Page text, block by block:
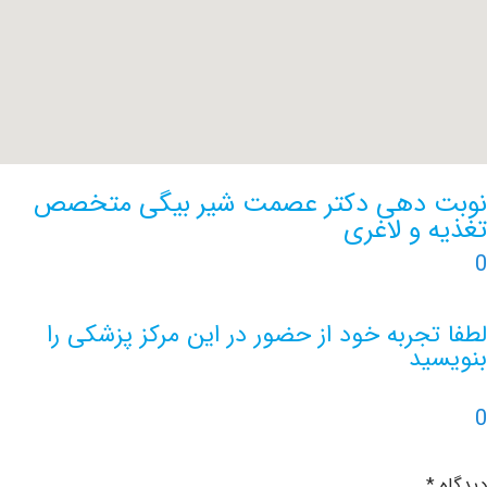
دهی دکتر عصمت شیر بیگی متخصص
و لاغری
خود از حضور در این مرکز پزشکی را